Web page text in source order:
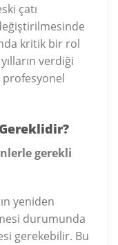
çatı
kritik bir rol
verdiği
profesyonel
gerekli
yeniden
durumunda
gerekebilir. Bu